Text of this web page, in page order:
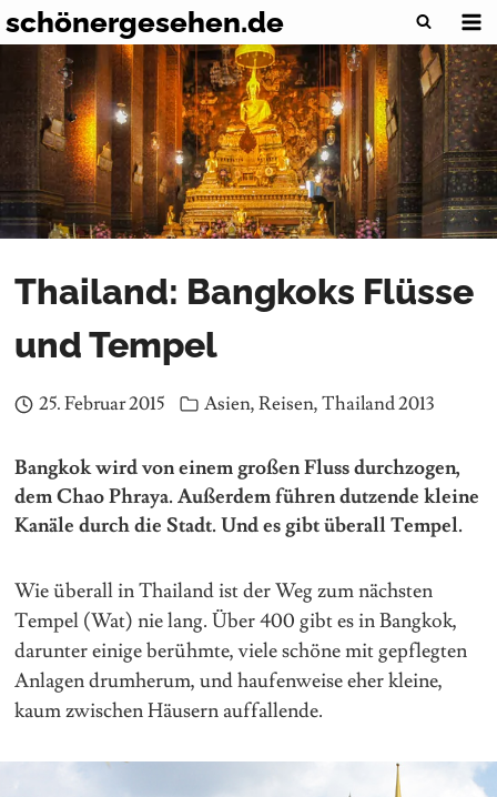
Zum
Inhalt
springen
schönergesehen.de
Thailand: Bangkoks Flüsse
und Tempel
25. Februar 2015 Asien,Reisen,Thailand 2013
Bangkok wird von einem großen Fluss durchzogen,
dem Chao Phraya. Außerdem führen dutzende kleine
Kanäle durch die Stadt. Und es gibt überall Tempel.
Wie überall in Thailand ist der Weg zum nächsten
Tempel (Wat) nie lang. Über 400 gibt es in Bangkok,
darunter einige berühmte, viele schöne mit gepflegten
Anlagen drumherum, und haufenweise eher kleine,
kaum zwischen Häusern auffallende.